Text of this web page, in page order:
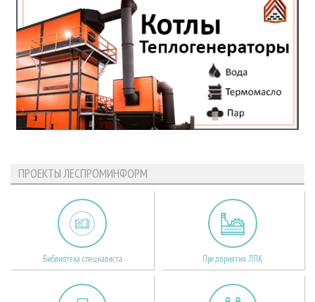
ПРОЕКТЫ ЛЕСПРОМИНФОРМ
Библиотека специалиста Предприятия ЛПК